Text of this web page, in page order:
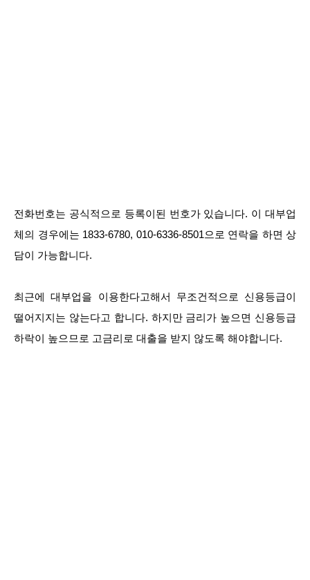
전화번호는 공식적으로 등록이된 번호가 있습니다. 이 대부업
체의 경우에는 1833-6780, 010-6336-8501으로 연락을 하면 상
담이 가능합니다.
최근에 대부업을 이용한다고해서 무조건적으로 신용등급이
떨어지지는 않는다고 합니다. 하지만 금리가 높으면 신용등급
하락이 높으므로 고금리로 대출을 받지 않도록 해야합니다.